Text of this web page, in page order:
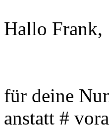
Hallo Frank,
für deine
anstatt #